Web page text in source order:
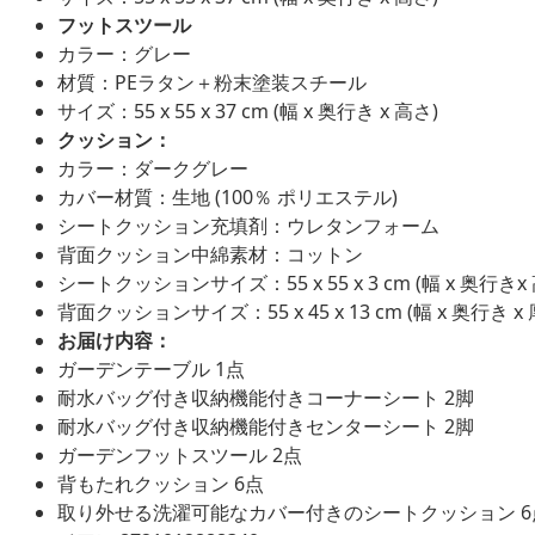
フットスツール
カラー：グレー
材質：PEラタン＋粉末塗装スチール
サイズ：55 x 55 x 37 cm (幅 x 奥行き x 高さ)
クッション：
カラー：ダークグレー
カバー材質：生地 (100％ ポリエステル)
シートクッション充填剤：ウレタンフォーム
背面クッション中綿素材：コットン
シートクッションサイズ：55 x 55 x 3 cm (幅 x 奥行きx
背面クッションサイズ：55 x 45 x 13 cm (幅 x 奥行き x
お届け内容：
ガーデンテーブル 1点
耐水バッグ付き収納機能付きコーナーシート 2脚
耐水バッグ付き収納機能付きセンターシート 2脚
ガーデンフットスツール 2点
背もたれクッション 6点
取り外せる洗濯可能なカバー付きのシートクッション 6